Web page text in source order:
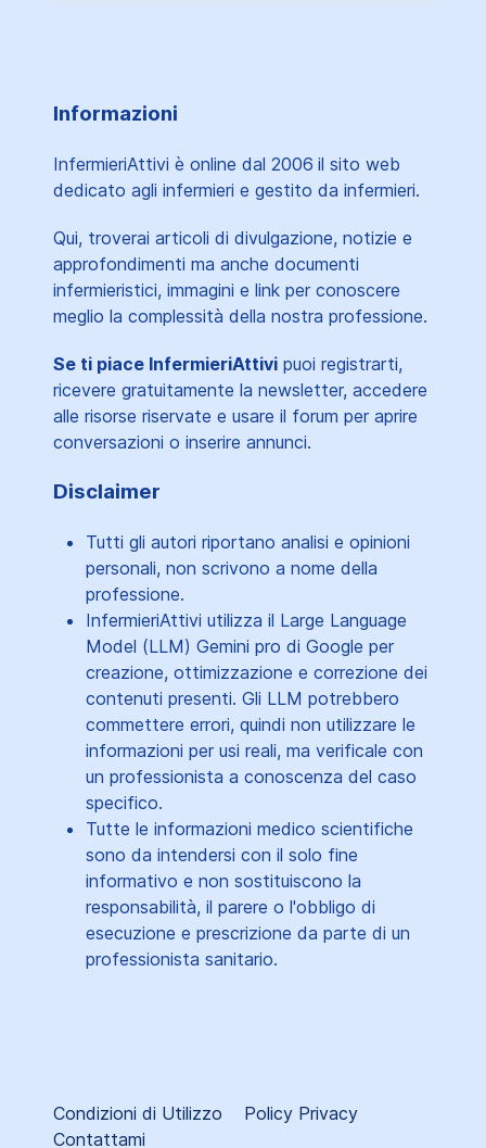
Informazioni
InfermieriAttivi è online dal 2006 il sito web
dedicato agli infermieri e gestito da infermieri.
Qui, troverai articoli di divulgazione, notizie e
approfondimenti ma anche documenti
infermieristici, immagini e link per conoscere
meglio la complessità della nostra professione.
Se ti piace InfermieriAttivi puoi registrarti,
ricevere gratuitamente la newsletter, accedere
alle risorse riservate e usare il forum per aprire
conversazioni o inserire annunci.
Disclaimer
Tutti gli autori riportano analisi e opinioni
personali, non scrivono a nome della
professione.
InfermieriAttivi utilizza il Large Language
Model (LLM) Gemini pro di Google per
creazione, ottimizzazione e correzione dei
contenuti presenti. Gli LLM potrebbero
commettere errori, quindi non utilizzare le
informazioni per usi reali, ma verificale con
un professionista a conoscenza del caso
specifico.
Tutte le informazioni medico scientifiche
sono da intendersi con il solo fine
informativo e non sostituiscono la
responsabilità, il parere o l'obbligo di
esecuzione e prescrizione da parte di un
professionista sanitario.
Condizioni di Utilizzo
Policy Privacy
Contattami